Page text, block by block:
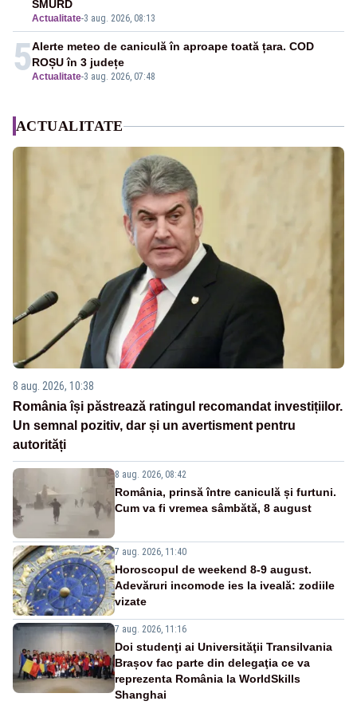
Actualitate-3 aug. 2026, 08:13
SMURD
5Actualitate-3 aug. 2026, 07:48
Alerte meteo de caniculă în aproape toată țara. COD
ROȘU în 3 județe
ACTUALITATE
8 aug. 2026, 10:38
România își păstrează ratingul recomandat investițiilor.
Un semnal pozitiv, dar și un avertisment pentru
autorități
8 aug. 2026, 08:42
România, prinsă între caniculă și furtuni.
Cum va fi vremea sâmbătă, 8 august
7 aug. 2026, 11:40
Horoscopul de weekend 8-9 august.
Adevăruri incomode ies la iveală: zodiile
vizate
7 aug. 2026, 11:16
Doi studenţi ai Universităţii Transilvania
Brașov fac parte din delegaţia ce va
reprezenta România la WorldSkills
Shanghai